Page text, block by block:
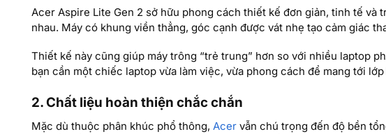
Acer Aspire Lite Gen 2 sở hữu phong cách thiết kế đơn giản, tinh tế và
nhau. Máy có khung viền thẳng, góc cạnh được vát nhẹ tạo cảm giác
Thiết kế này cũng giúp máy trông “trẻ trung” hơn so với nhiều laptop
bạn cần một chiếc laptop vừa làm việc, vừa phong cách để mang tới
2. Chất liệu hoàn thiện chắc chắn
Mặc dù thuộc phân khúc phổ thông, Acer vẫn chú trọng đến độ bền